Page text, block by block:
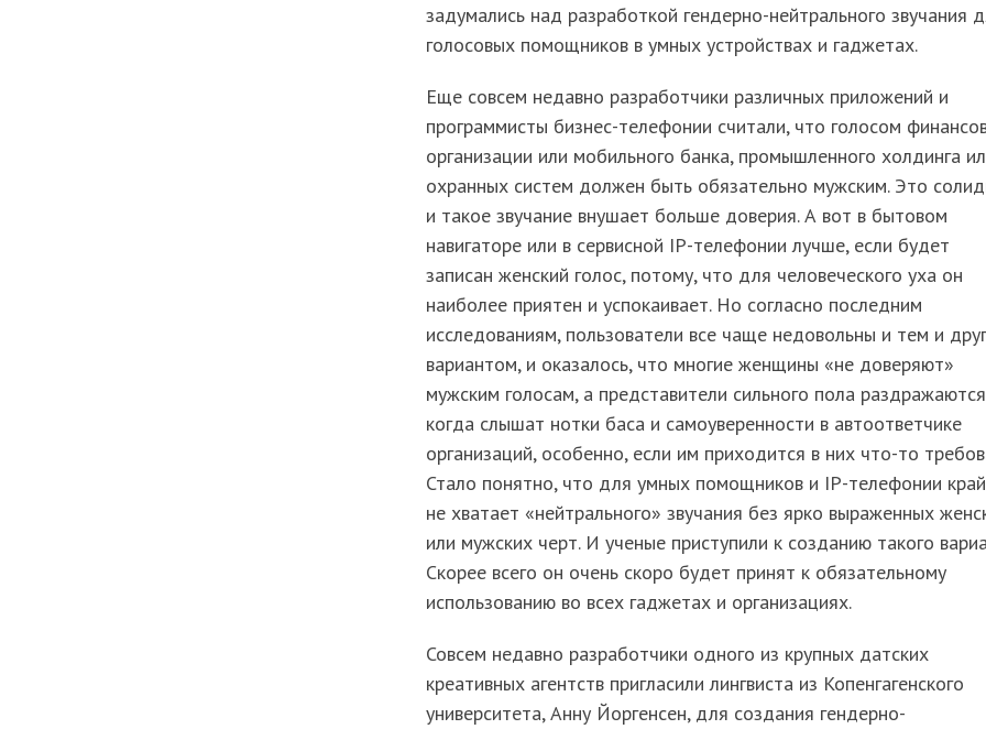
задумались над разработкой гендерно-нейтрального звучания
голосовых помощников в умных устройствах и гаджетах.
Еще совсем недавно разработчики различных приложений и
программисты бизнес-телефонии считали, что голосом
организации или мобильного банка, промышленного холдинга
охранных систем должен быть обязательно мужским. Это
и такое звучание внушает больше доверия. А вот в бытовом
навигаторе или в сервисной IP-телефонии лучше, если будет
записан женский голос, потому, что для человеческого уха он
наиболее приятен и успокаивает. Но согласно последним
исследованиям, пользователи все чаще недовольны и тем и
вариантом, и оказалось, что многие женщины «не доверяют»
мужским голосам, а представители сильного пола
когда слышат нотки баса и самоуверенности в автоответчике
организаций, особенно, если им приходится в них что-то
Стало понятно, что для умных помощников и IP-телефонии
не хватает «нейтрального» звучания без ярко выраженных
или мужских черт. И ученые приступили к созданию такого
Скорее всего он очень скоро будет принят к обязательному
использованию во всех гаджетах и организациях.
Совсем недавно разработчики одного из крупных датских
креативных агентств пригласили лингвиста из Копенгагенского
университета, Анну Йоргенсен, для создания гендерно-